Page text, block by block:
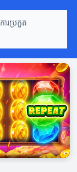
ការប្រកួត